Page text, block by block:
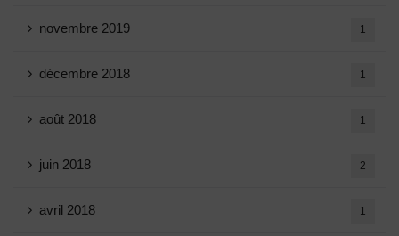
novembre 2019 1
décembre 2018 1
août 2018 1
juin 2018 2
avril 2018 1